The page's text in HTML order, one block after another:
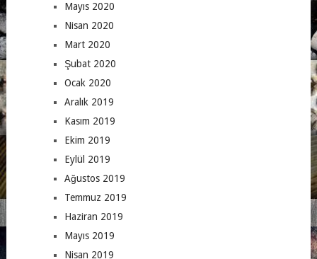
Mayıs 2020
Nisan 2020
Mart 2020
Şubat 2020
Ocak 2020
Aralık 2019
Kasım 2019
Ekim 2019
Eylül 2019
Ağustos 2019
Temmuz 2019
Haziran 2019
Mayıs 2019
Nisan 2019